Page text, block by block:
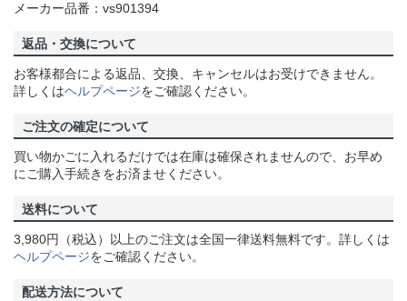
メーカー品番：vs901394
返品・交換について
お客様都合による返品、交換、キャンセルはお受けできません。
詳しくはヘルプページをご確認ください。
ご注文の確定について
買い物かごに入れるだけでは在庫は確保されませんので、お早め
にご購入手続きをお済ませください。
送料について
3,980円（税込）以上のご注文は全国一律送料無料です。詳しくは
ヘルプページをご確認ください。
配送方法について